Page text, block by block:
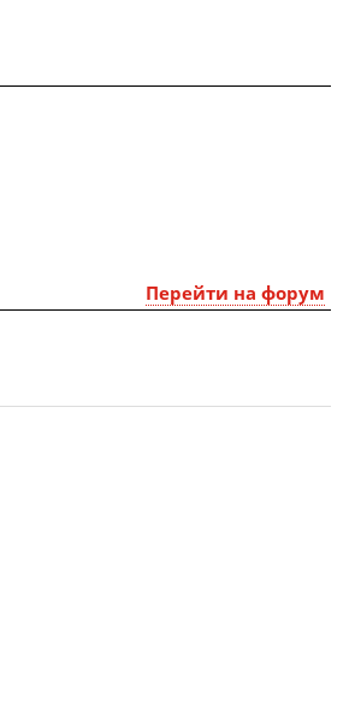
Перейти на форум